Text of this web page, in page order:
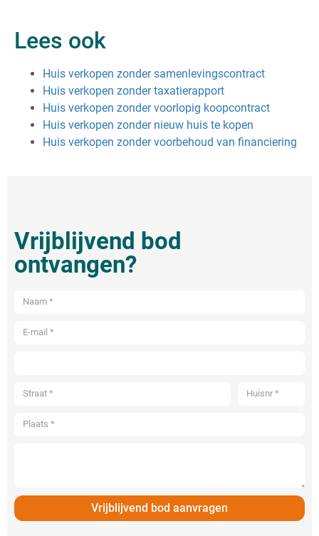
Lees ook
Huis verkopen zonder samenlevingscontract
Huis verkopen zonder taxatierapport
Huis verkopen zonder voorlopig koopcontract
Huis verkopen zonder nieuw huis te kopen
Huis verkopen zonder voorbehoud van financiering
Vrijblijvend bod
ontvangen?
Vrijblijvend bod aanvragen